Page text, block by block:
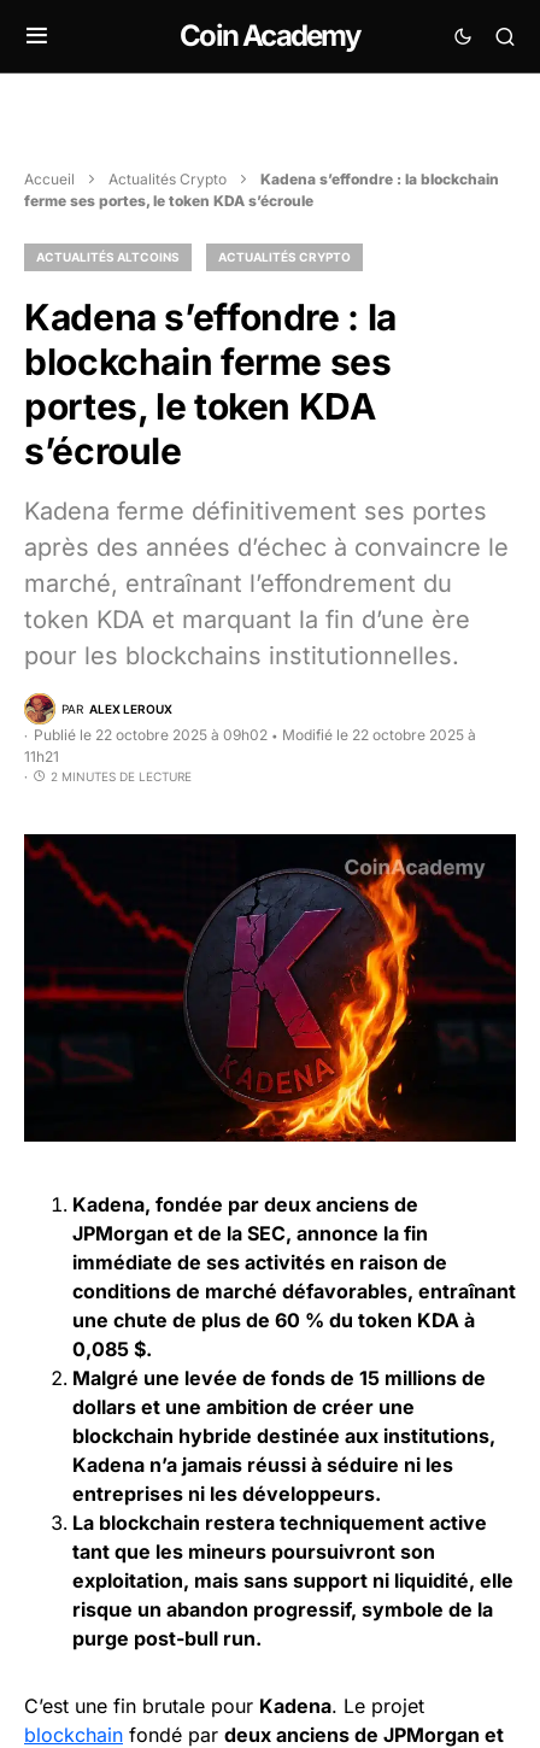
Coin Academy
Accueil Actualités Crypto
Kadena s’effondre : la blockchain
ferme ses portes, le token KDA s’écroule
ACTUALITÉS ALTCOINS ACTUALITÉS CRYPTO
Kadena s’effondre : la
blockchain ferme ses
portes, le token KDA
s’écroule
Kadena ferme définitivement ses portes
après des années d’échec à convaincre le
marché, entraînant l’effondrement du
token KDA et marquant la fin d’une ère
pour les blockchains institutionnelles.
PAR ALEX LEROUX
Publié le 22 octobre 2025 à 09h02 • Modifié le 22 octobre 2025 à
11h21
2 MINUTES DE LECTURE
Kadena, fondée par deux anciens de
JPMorgan et de la SEC, annonce la fin
immédiate de ses activités en raison de
conditions de marché défavorables, entraînant
une chute de plus de 60 % du token KDA à
0,085 $.
Malgré une levée de fonds de 15 millions de
dollars et une ambition de créer une
blockchain hybride destinée aux institutions,
Kadena n’a jamais réussi à séduire ni les
entreprises ni les développeurs.
La blockchain restera techniquement active
tant que les mineurs poursuivront son
exploitation, mais sans support ni liquidité, elle
risque un abandon progressif, symbole de la
purge post-bull run.
C’est une fin brutale pour Kadena. Le projet
blockchain fondé par deux anciens de JPMorgan et